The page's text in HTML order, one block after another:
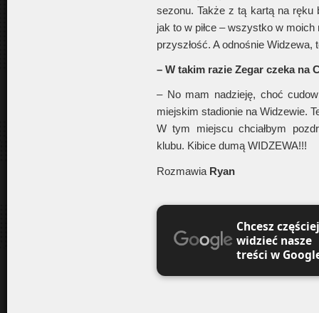
sezonu. Także z tą kartą na ręku
jak to w piłce – wszystko w
przyszłość. A odnośnie Widzewa,
– W takim razie Zegar czeka na
– No mam nadzieję, choć
miejskim stadionie na Widzewie.
W tym miejscu chciałbym
klubu. Kibice dumą WIDZEWA!!!
Rozmawia Ryan
Chcesz częściej
widzieć nasze
treści w